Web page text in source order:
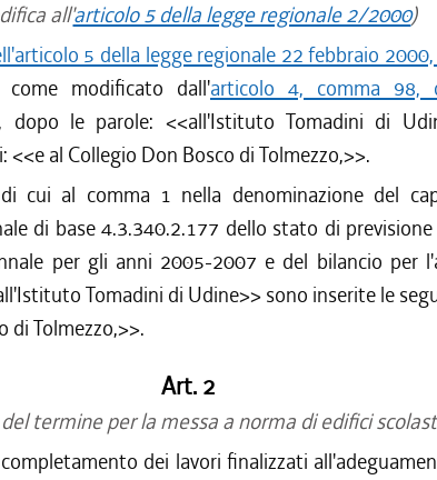
all'articolo 5 della legge regionale 2/2000)
5 della legge regionale 22 febbraio
come modificato dall'articolo 4, comma 98,
dopo le parole: <<all'Istituto Tomadini di
<<e al Collegio Don Bosco di Tolmezzo,>>.
cui al comma 1 nella denominazione del
di base 4.3.340.2.177 dello stato di previsione
per gli anni 2005-2007 e del bilancio per
Tomadini di Udine>> sono inserite le
di Tolmezzo,>>.
Art. 2
termine per la messa a norma di edifici
dei lavori finalizzati